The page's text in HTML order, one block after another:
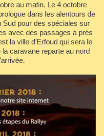
au matin. Le 4 octobre
dans les alentours de
Sud pour des spéciales sur
avec des passages à prés
la ville d’Erfoud qui sera le
caravane reparte au nord